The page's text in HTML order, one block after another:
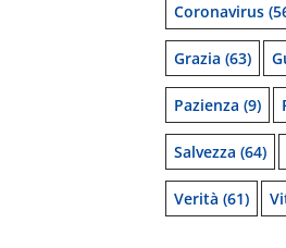
Coronavirus
Grazia (63)
Pazienza (9)
Salvezza (64)
Verità (61)